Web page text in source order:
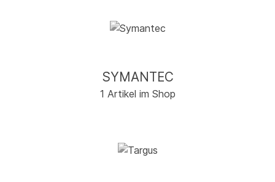
SYMANTEC
1 Artikel im Shop